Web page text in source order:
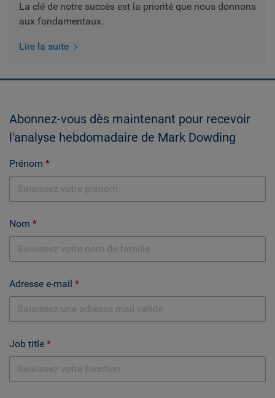
La clé de notre succès est la priorité que nous donnons
aux fondamentaux.
Lire la suite
Abonnez-vous dès maintenant pour recevoir
l'analyse hebdomadaire de Mark Dowding
Prénom
Nom
Adresse e-mail
Job title